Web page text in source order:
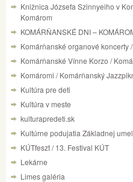
Knižnica Józsefa Szinnyeiho v
Komárom
KOMÁRŇANSKÉ DNI –
Komárňanské organové koncerty
Komárňanské Vínne Korzo /
Komáromi / Komárňanský
Kultúra pre deti
Kultúra v meste
kulturapredeti.sk
Kultúrne podujatia Základnej
KÚTfeszt / 13. Festival KÚT
Lekárne
Limes galéria